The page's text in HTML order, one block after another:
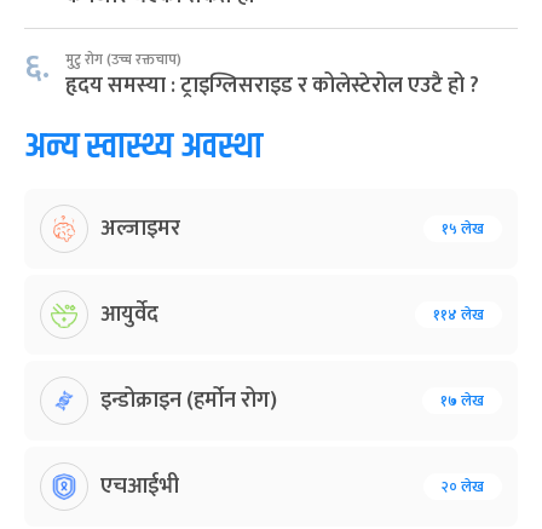
६. मुटु रोग (उच्च रक्तचाप)
हृदय समस्या : ट्राइग्लिसराइड र कोलेस्टेरोल एउटै हो ?
अन्य स्वास्थ्य अवस्था
अल्जाइमर १५ लेख
आयुर्वेद ११४ लेख
इन्डोक्राइन (हर्मोन रोग) १७ लेख
एचआईभी २० लेख